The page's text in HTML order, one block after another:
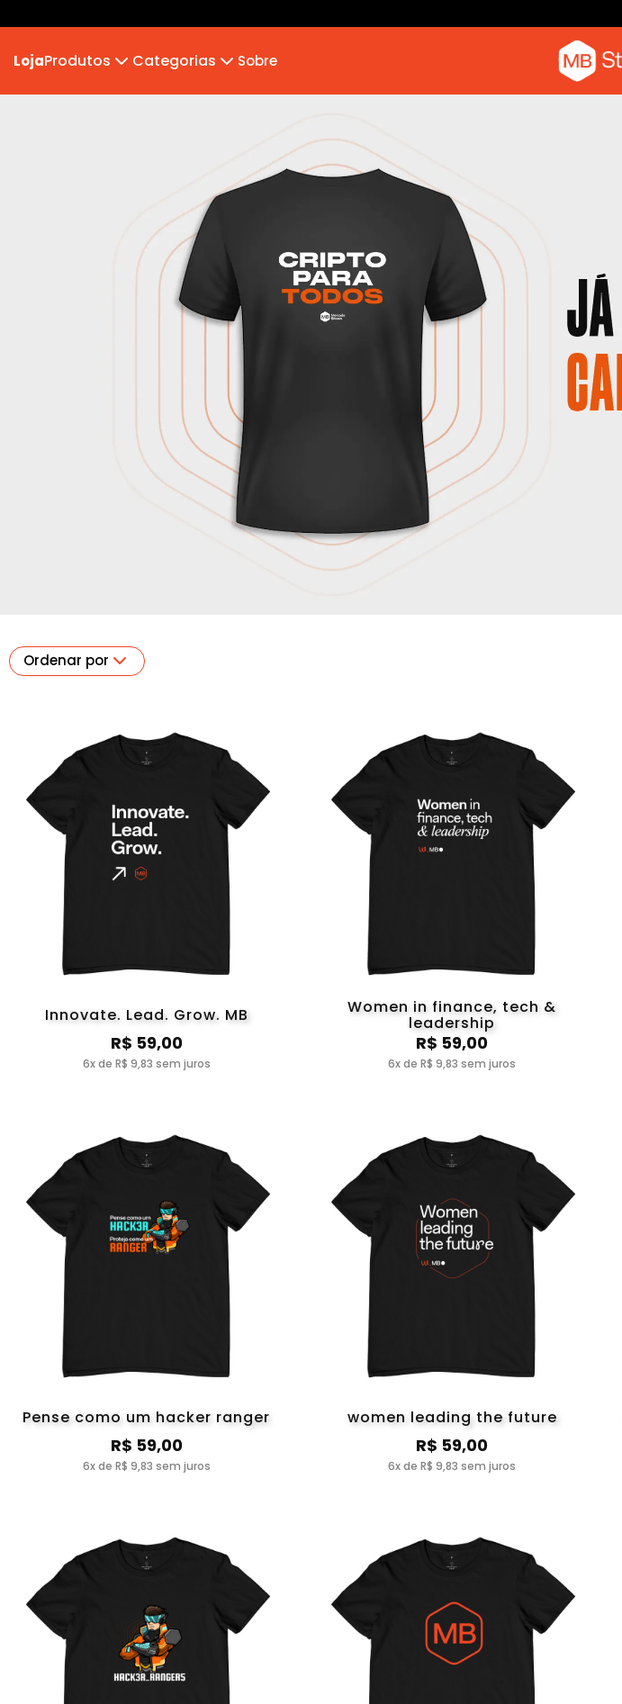
LojaProdutos
Suéter Moletom
Categorias Sobre
Ordenar por
Innovate. Lead. Grow. MB
R$ 59,00
6x de R$ 9,83 sem juros
Women in finance, tech &
leadership
R$ 59,00
6x de R$ 9,83 sem juros
Pense como um hacker ranger
R$ 59,00
6x de R$ 9,83 sem juros
women leading the future
R$ 59,00
6x de R$ 9,83 sem juros